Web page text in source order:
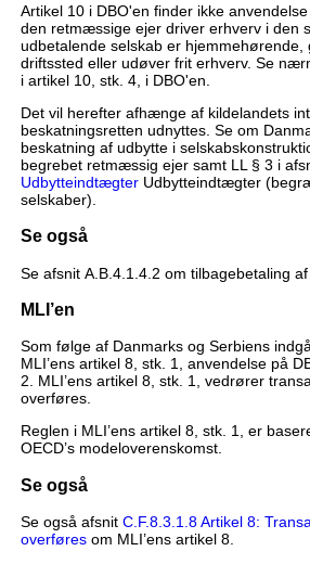
Artikel 10 i DBO'en finder ikke
den retmæssige ejer driver erhverv i den
udbetalende selskab er hjemmehørende,
driftssted eller udøver frit erhverv. Se
i artikel 10, stk. 4, i DBO'en.
Det vil herefter afhænge af kildelandets
beskatningsretten udnyttes. Se om
beskatning af udbytte i
begrebet retmæssig ejer samt LL § 3 i
UdbytteindtægterUdbytteindtægter
selskaber).
Se også
Se afsnit A.B.4.1.4.2 om tilbagebetaling
MLI’en
Som følge af Danmarks og Serbiens
MLI’ens artikel 8, stk. 1, anvendelse på
2. MLI’ens artikel 8, stk. 1, vedrører
overføres.
Reglen i MLI’ens artikel 8, stk. 1, er
OECD’s modeloverenskomst.
Se også
Se også afsnit C.F.8.3.1.8 Artikel 8:
overføresom MLI’ens artikel 8.